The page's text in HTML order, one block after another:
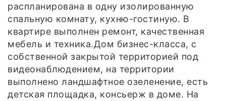
распланирована в одну изолированную
спальную комнату, кухню-гостиную. В
квартире выполнен ремонт, качественная
мебель и техника.Дом бизнес-класса, с
собственной закрытой территорией под
видеонаблюдением, на территории
выполнено ландшафтное озеленение, есть
детская площадка, консьерж в доме. На